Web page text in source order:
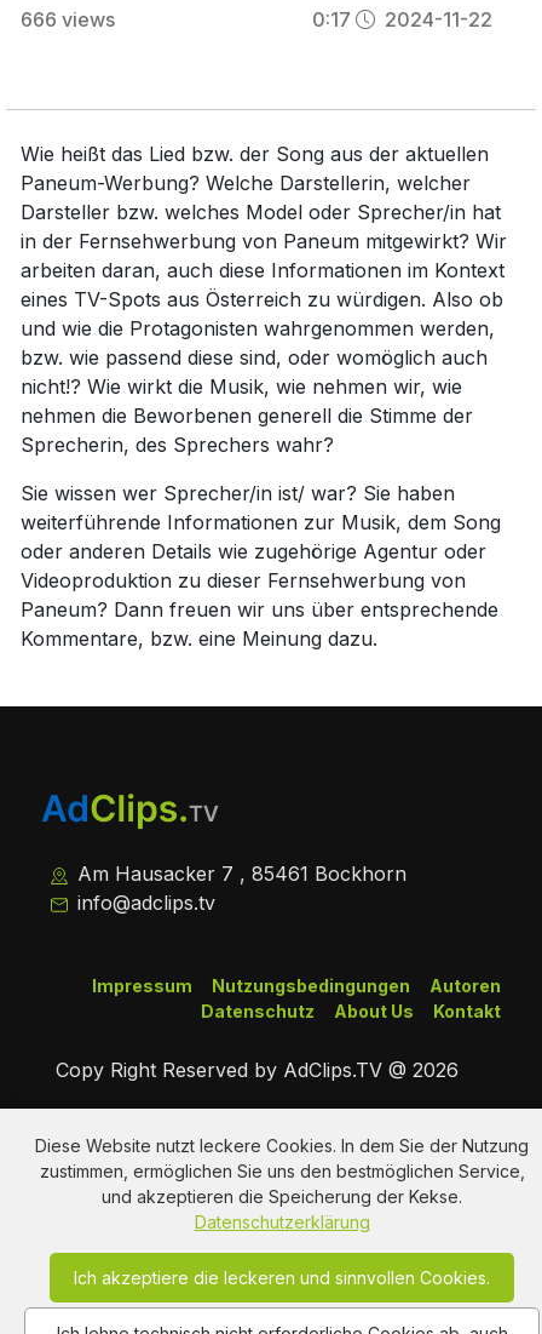
Diese Website nutzt leckere Cookies. In dem Sie der Nutzung
zustimmen, ermöglichen Sie uns den bestmöglichen Service,
und akzeptieren die Speicherung der Kekse.
Datenschutzerklärung
Ich akzeptiere die leckeren und sinnvollen Cookies.
666 views 0:17 2024-11-22
Wie heißt das Lied bzw. der Song aus der aktuellen
Paneum-Werbung? Welche Darstellerin, welcher
Darsteller bzw. welches Model oder Sprecher/in hat
in der Fernsehwerbung von Paneum mitgewirkt? Wir
arbeiten daran, auch diese Informationen im Kontext
eines TV-Spots aus Österreich zu würdigen. Also ob
und wie die Protagonisten wahrgenommen werden,
bzw. wie passend diese sind, oder womöglich auch
nicht!? Wie wirkt die Musik, wie nehmen wir, wie
nehmen die Beworbenen generell die Stimme der
Sprecherin, des Sprechers wahr?
Sie wissen wer Sprecher/in ist/ war? Sie haben
weiterführende Informationen zur Musik, dem Song
oder anderen Details wie zugehörige Agentur oder
Videoproduktion zu dieser Fernsehwerbung von
Paneum? Dann freuen wir uns über entsprechende
Kommentare, bzw. eine Meinung dazu.
Am Hausacker 7 , 85461 Bockhorn
info@adclips.tv
Autoren
Nutzungsbedingungen
Impressum
Kontakt
About Us
Datenschutz
Copy Right Reserved by AdClips.TV @ 2026